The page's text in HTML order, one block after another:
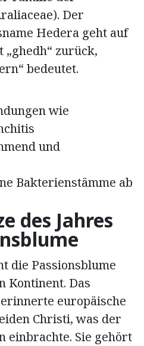
Der
Hedera geht auf
zurück,
bedeutet.
wie
und
Bakterienstämme ab
des Jahres
die Passionsblume
Kontinent. Das
europäische
Christi, was der
einbrachte. Sie gehört